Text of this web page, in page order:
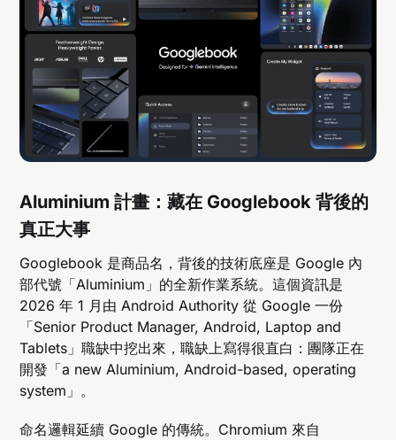
Aluminium 計畫：藏在 Googlebook 背後的
真正大事
Googlebook 是商品名，背後的技術底座是 Google 內
部代號「Aluminium」的全新作業系統。這個資訊是
2026 年 1 月由 Android Authority 從 Google 一份
「Senior Product Manager, Android, Laptop and
Tablets」職缺中挖出來，職缺上寫得很直白：團隊正在
開發「a new Aluminium, Android-based, operating
system」。
命名邏輯延續 Google 的傳統。Chromium 來自